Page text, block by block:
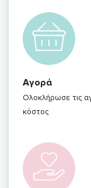
Αγορά
Ολοκλήρωσε τις
κόστος